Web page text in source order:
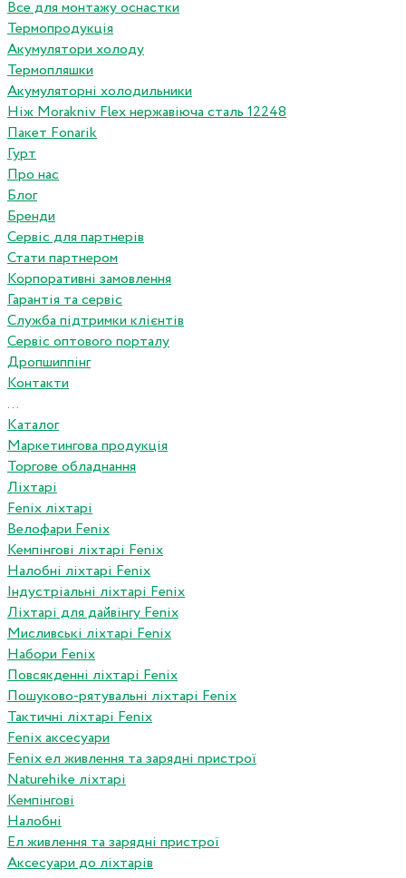
Все для монтажу оснастки
Термопродукція
Акумулятори холоду
Термопляшки
Акумуляторні холодильники
Ніж Morakniv Flex нержавіюча сталь 12248
Пакет Fonarik
Гурт
Про нас
Блог
Бренди
Сервіс для партнерів
Стати партнером
Корпоративні замовлення
Гарантія та сервіс
Служба підтримки клієнтів
Сервіс оптового порталу
Дропшиппінг
Контакти
...
Каталог
Маркетингова продукція
Торгове обладнання
Ліхтарі
Fenix ліхтарі
Велофари Fenix
Кемпінгові ліхтарі Fenix
Налобні ліхтарі Fenix
Індустріальні ліхтарі Fenix
Ліхтарі для дайвінгу Fenix
Мисливські ліхтарі Fenix
Набори Fenix
Повсякденні ліхтарі Fenix
Пошуково-рятувальні ліхтарі Fenix
Тактичні ліхтарі Fenix
Fenix аксесуари
Fenix ел живлення та зарядні пристрої
Naturehike ліхтарі
Кемпінгові
Налобні
Ел живлення та зарядні пристрої
Аксесуари до ліхтарів